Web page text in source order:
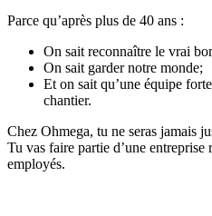
Parce qu’après plus de 40 ans :
On sait reconnaître le vrai
On sait garder notre monde;
Et on sait qu’une équipe
chantier.
Chez Ohmega, tu ne seras jamais
Tu vas faire partie d’une entreprise
employés.